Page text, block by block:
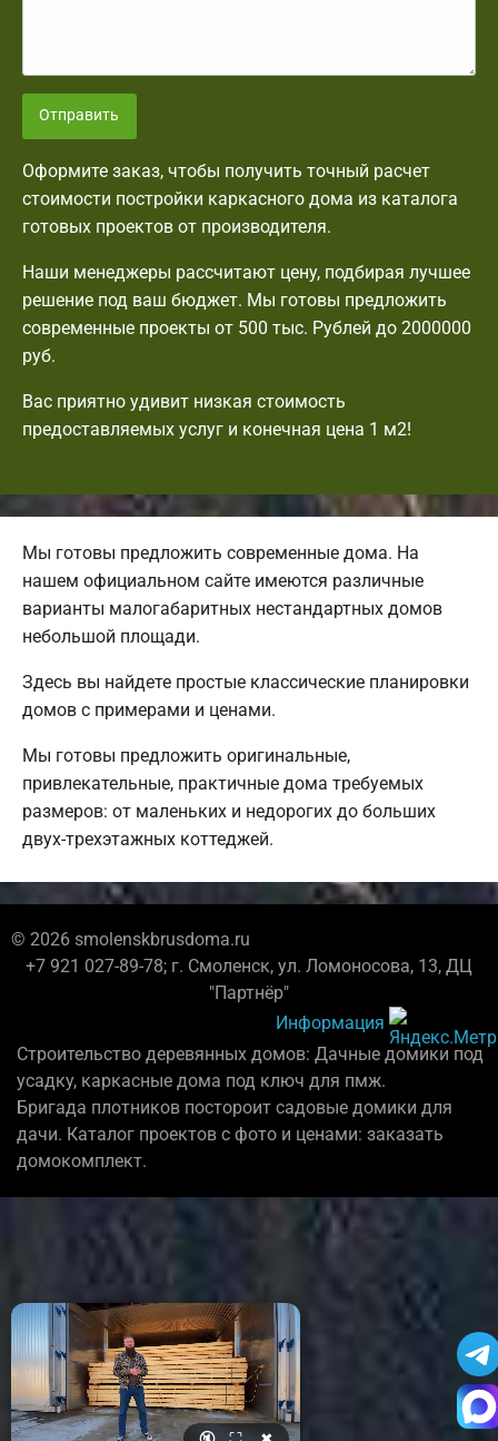
Отправить
Оформите заказ, чтобы получить точный расчет
стоимости постройки каркасного дома из каталога
готовых проектов от производителя.
Наши менеджеры рассчитают цену, подбирая лучшее
решение под ваш бюджет. Мы готовы предложить
современные проекты от 500 тыс. Рублей до 2000000
руб.
Вас приятно удивит низкая стоимость
предоставляемых услуг и конечная цена 1 м2!
Мы готовы предложить современные дома. На
нашем официальном сайте имеются различные
варианты малогабаритных нестандартных домов
небольшой площади.
Здесь вы найдете простые классические планировки
домов с примерами и ценами.
Мы готовы предложить оригинальные,
привлекательные, практичные дома требуемых
размеров: от маленьких и недорогих до больших
двух-трехэтажных коттеджей.
© 2026 smolenskbrusdoma.ru
+7 921 027-89-78; г. Смоленск, ул. Ломоносова, 13, ДЦ
"Партнёр"
Информация
Строительство деревянных домов: Дачные домики под
усадку, каркасные дома под ключ для пмж.
Бригада плотников постороит садовые домики для
дачи. Каталог проектов с фото и ценами: заказать
домокомплект.